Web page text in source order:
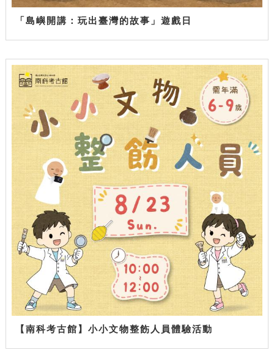
「島嶼開講：玩出臺灣的故事」遊戲日
【南科考古館】小小文物整飭人員體驗活動